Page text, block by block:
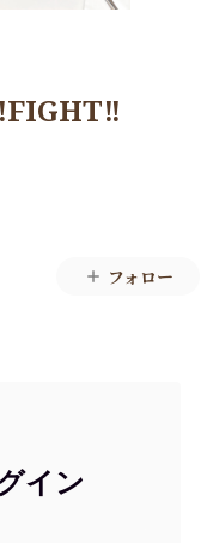
フォロー
イン